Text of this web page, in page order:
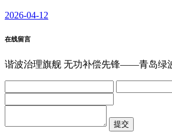
2026-04-12
在线留言
谐波治理旗舰 无功补偿先锋——青岛绿